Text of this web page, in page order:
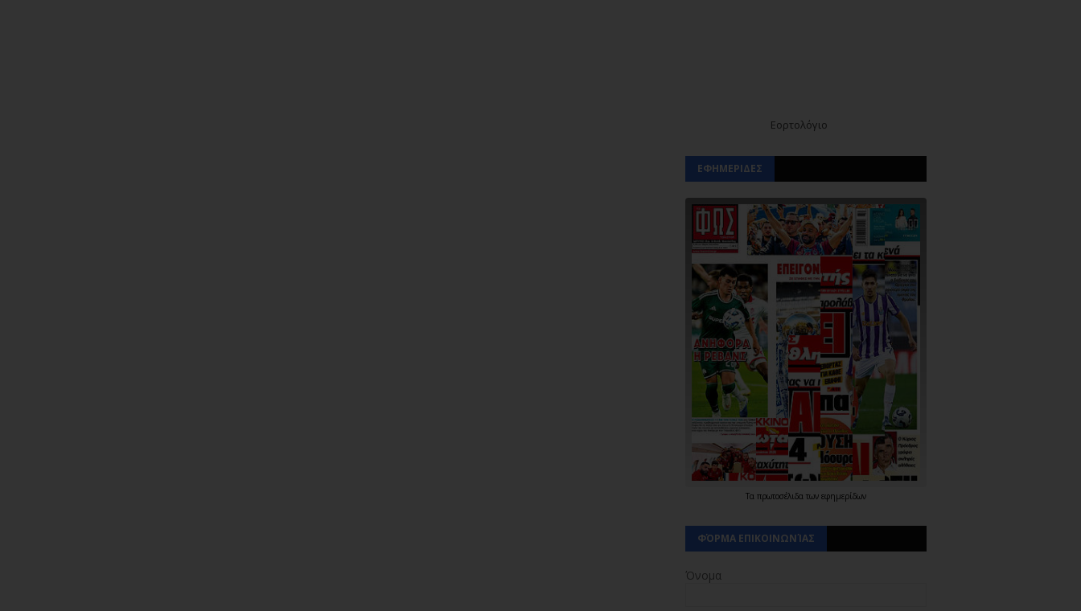
Εορτολόγιο
ΕΦΗΜΕΡΙΔΕΣ
Τα πρωτοσέλιδα των εφημερίδων
ΦΌΡΜΑ ΕΠΙΚΟΙΝΩΝΊΑΣ
Όνομα